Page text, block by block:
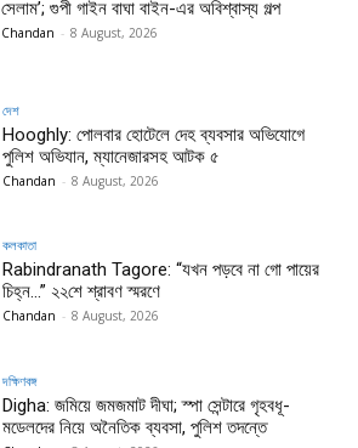
সেলাম’; গুপী গাইন বাঘা বাইন-এর অবিশ্বাস্য গল্প
Chandan - 8 August, 2026
দেশ
Hooghly: পোলবার হোটেলে দেহ ব্যবসার অভিযোগে
পুলিশ অভিযান, ম্যানেজারসহ আটক ৫
Chandan - 8 August, 2026
কলকাতা
Rabindranath Tagore: “যখন পড়বে না গো পায়ের
চিহ্ন…” ২২শে শ্রাবণ স্মরণে
Chandan - 8 August, 2026
দক্ষিণবঙ্গ
Digha: জমিয়ে জমজমাট দীঘা; স্পা সেন্টারে গৃহবধূ-
মডেলদের নিয়ে অনৈতিক ব্যবসা, পুলিশ তদন্তে